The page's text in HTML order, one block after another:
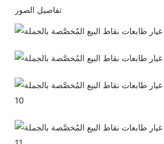
تفاصيل الصور